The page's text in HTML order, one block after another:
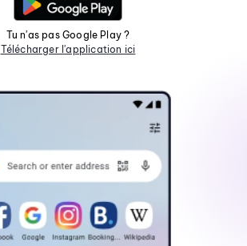
Tu n'as pas Google Play ?
Télécharger l'application ici